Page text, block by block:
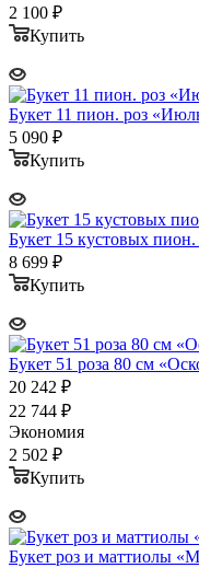
2 100 ₽
Купить
Букет 11 пион. роз
5 090 ₽
Купить
Букет 15 кустовых
8 699 ₽
Купить
Букет 51 роза 80 см
20 242 ₽
22 744 ₽
Экономия
2 502 ₽
Купить
Букет роз и маттиолы